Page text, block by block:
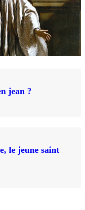
jean ?
le jeune saint